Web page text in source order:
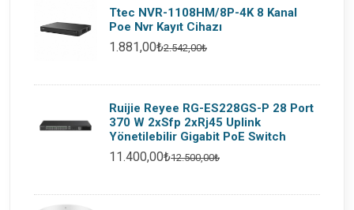
Ttec NVR-1108HM/8P-4K 8 Kanal
Poe Nvr Kayıt Cihazı
1.881,00₺2.542,00₺
Ruijie Reyee RG-ES228GS-P 28 Port
370 W 2xSfp 2xRj45 Uplink
Yönetilebilir Gigabit PoE Switch
11.400,00₺12.500,00₺